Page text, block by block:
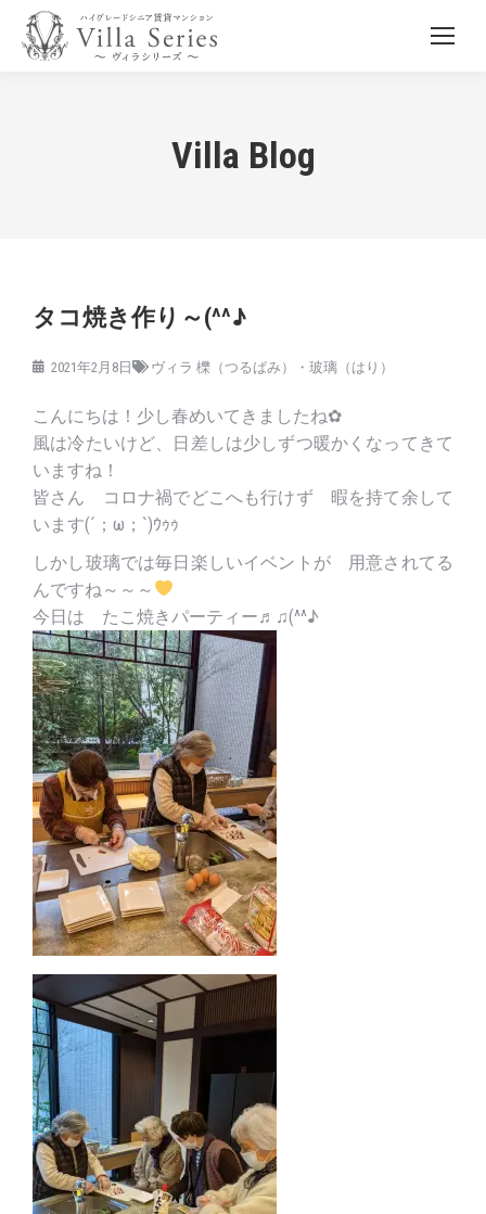
Villa Blog
タコ焼き作り～(^^♪
2021年2月8日 ヴィラ 櫟（つるばみ）・玻璃（はり）
こんにちは！少し春めいてきましたね✿
風は冷たいけど、日差しは少しずつ暖かくなってきて
いますね！
皆さん コロナ禍でどこへも行けず 暇を持て余して
います(´；ω；`)ｳｩｩ
しかし玻璃では毎日楽しいイベントが 用意されてる
んですね～～～
今日は たこ焼きパーティー♬♫(^^♪